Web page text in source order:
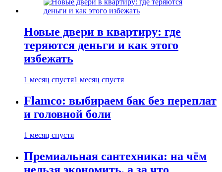
Новые двери в квартиру: где
теряются деньги и как этого
избежать
1 месяц спустя1 месяц спустя
Flamco: выбираем бак без переплат
и головной боли
1 месяц спустя
Премиальная сантехника: на чём